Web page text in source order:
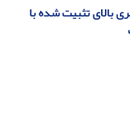
تثبیت شده با